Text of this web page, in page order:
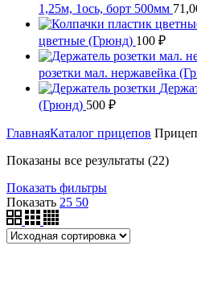
1,25м, 1ось, борт 500мм
цветные (Грюнд) 100 ₽
розетки мал. нержавейка
(Грюнд) 500 ₽
ГлавнаяКаталог прицепов
Показаны все результаты (22)
Показать фильтры
Показать 25 50